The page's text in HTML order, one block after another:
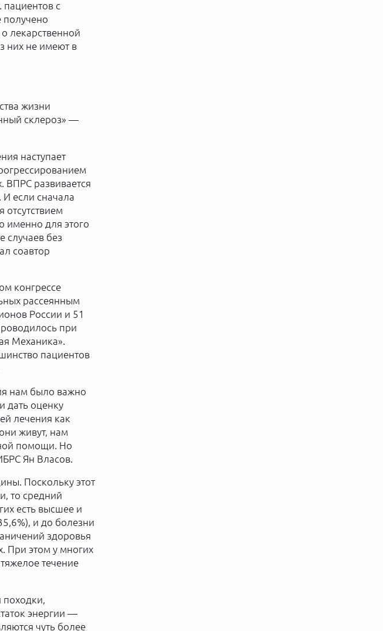
с
получено
лекарственной
них не имеют в
жизни
склероз» —
наступает
ВПРС развивается
И если сначала
именно для этого
случаев без
соавтор
конгрессе
рассеянным
России и 51
при
Механика».
пациентов
нам было важно
дать оценку
лечения как
живут, нам
помощи. Но
Ян Власов.
Поскольку этот
то средний
есть высшее и
и до болезни
здоровья
При этом у многих
течение
походки,
энергии —
чуть более